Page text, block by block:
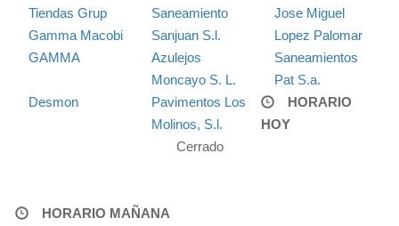
Tiendas Grup
Gamma Macobi
GAMMA
Saneamiento
Sanjuan S.l.
Jose Miguel
Lopez Palomar
Azulejos
Moncayo S. L.
Saneamientos
Pat S.a.
Desmon
Pavimentos Los
Molinos, S.l.
HORARIO
HOY
Cerrado
HORARIO MAÑANA